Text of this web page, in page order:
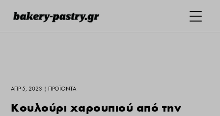
ΑΠΡ 5, 2023 |ΠΡΟΪΌΝΤΑ
Κουλούρι χαρουπιού από την